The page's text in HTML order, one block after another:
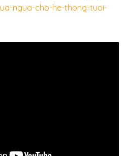
ngua-cho-he-thong-tuoi-